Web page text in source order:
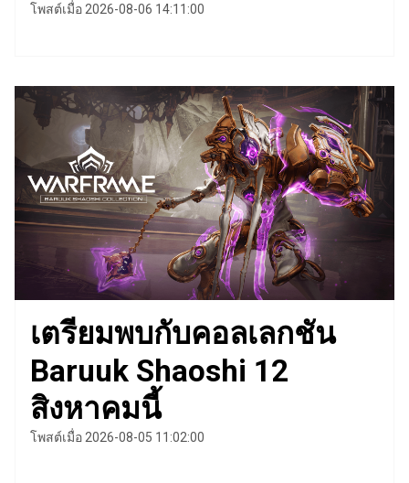
โพสต์เมื่อ 2026-08-06 14:11:00
เตรียมพบกับคอลเลกชัน
Baruuk Shaoshi 12
สิงหาคมนี้
โพสต์เมื่อ 2026-08-05 11:02:00